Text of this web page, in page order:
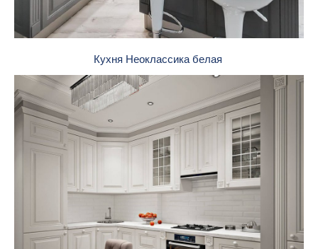
Кухня Неоклассика белая